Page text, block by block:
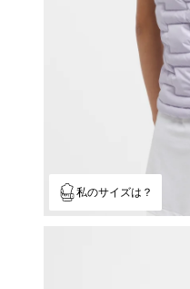
スキー＆スノーボード
ライフスタイル
コラボレーション
スキー＆スノーボード
ライフスタイル
コラボレーション
私のサイズは？